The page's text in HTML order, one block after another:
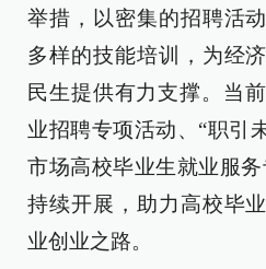
举措，以密集的招聘活
多样的技能培训，为经
民生提供有力支撑。当
业招聘专项活动、“职
市场高校毕业生就业服
持续开展，助力高校毕
业创业之路。